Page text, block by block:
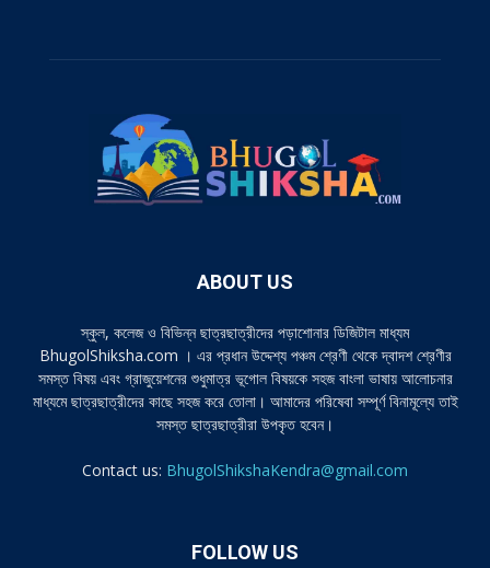
ABOUT US
স্কুল, কলেজ ও বিভিন্ন ছাত্রছাত্রীদের পড়াশোনার ডিজিটাল মাধ্যম
BhugolShiksha.com । এর প্রধান উদ্দেশ্য পঞ্চম শ্রেণী থেকে দ্বাদশ শ্রেণীর
সমস্ত বিষয় এবং গ্রাজুয়েশনের শুধুমাত্র ভূগোল বিষয়কে সহজ বাংলা ভাষায় আলোচনার
মাধ্যমে ছাত্রছাত্রীদের কাছে সহজ করে তোলা। আমাদের পরিষেবা সম্পূর্ণ বিনামূল্যে তাই
সমস্ত ছাত্রছাত্রীরা উপকৃত হবেন।
Contact us: BhugolShikshaKendra@gmail.com
FOLLOW US